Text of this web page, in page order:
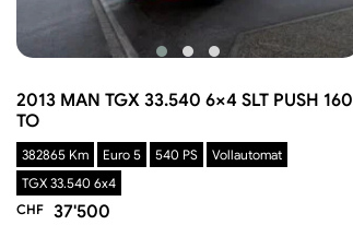
2013 MAN TGX 33.540 6×4 SLT PUSH 160
TO
382865 Km Euro 5 540 PS
Vollautomat
TGX 33.540 6x4
CHF 37'500